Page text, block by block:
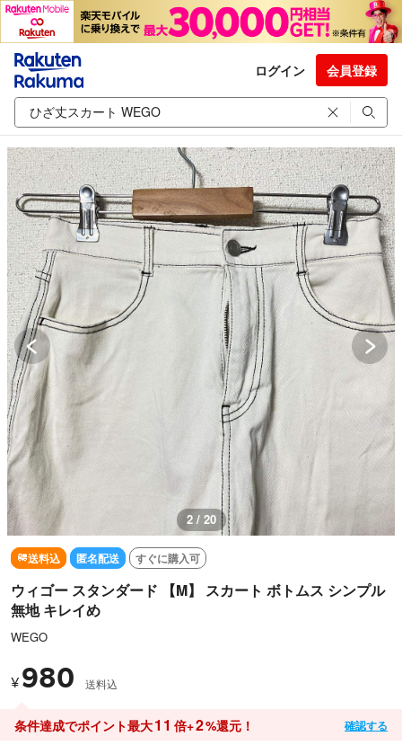
ログイン 会員登録
3 / 20
送料込 匿名配送 すぐに購入可
ウィゴー スタンダード 【M】 スカート ボトムス シンプル
無地 キレイめ
WEGO
¥ 980 送料込
条件達成でポイント最大11 倍+2%還元！ 確認する